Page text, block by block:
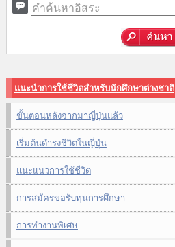
แนะนำการใช้ชีวิตสำหรับนักศึกษาต่างชาติ
ขั้นตอนหลังจากมาญี่ปุ่นแล้ว
เริ่มต้นดำรงชีวิตในญี่ปุ่น
แนะแนวการใช้ชีวิต
การสมัครขอรับทุนการศึกษา
การทำงานพิเศษ